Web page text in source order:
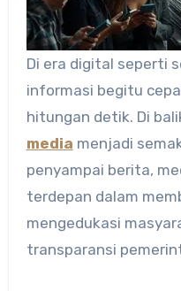
Di era digital seperti sekarang, kehadiran
informasi begitu
hitungan detik. Di
media menjadi
penyampai berita,
terdepan dalam
mengedukasi
transparansi